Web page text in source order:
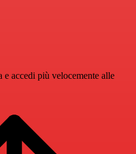
accedi più velocemente alle